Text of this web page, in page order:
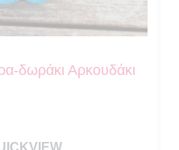
δωράκι Αρκουδάκι